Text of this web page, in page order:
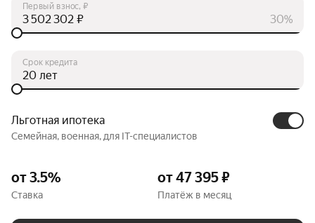
Первый взнос, ₽
30%
₽
Срок кредита
лет
Льготная ипотека
Семейная, военная, для IT-специалистов
от 3.5%
Ставка
от 47 395 ₽
Платёж в месяц